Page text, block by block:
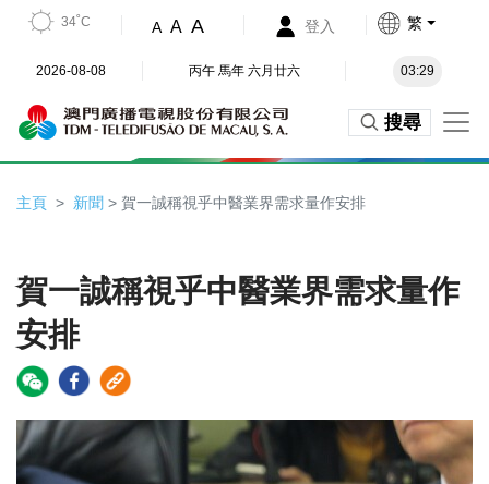
34˚C A A A 登入 繁
2026-08-08 丙午 馬年 六月廿六 03:29
搜尋
主頁 新聞 > 賀一誠稱視乎中醫業界需求量作安排
賀一誠稱視乎中醫業界需求量作
安排